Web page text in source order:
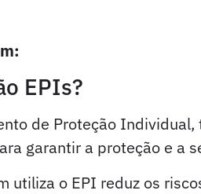
EPIs?
de Proteção
garantir a proteção e a
utiliza o EPI reduz os